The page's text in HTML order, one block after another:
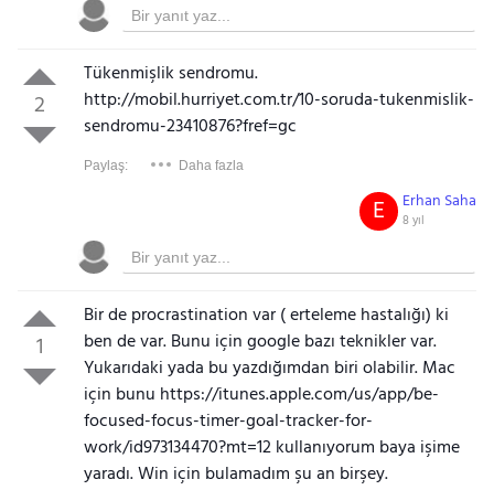
2
Tükenmişlik sendromu.
http://mobil.hurriyet.com.tr/10-soruda-tukenmislik-
sendromu-23410876?fref=gc
Paylaş: Daha fazla
Erhan Saha
8 yıl
E
1
Bir de procrastination var ( erteleme hastalığı) ki
ben de var. Bunu için google bazı teknikler var.
Yukarıdaki yada bu yazdığımdan biri olabilir. Mac
için bunu https://itunes.apple.com/us/app/be-
focused-focus-timer-goal-tracker-for-
work/id973134470?mt=12 kullanıyorum baya işime
yaradı. Win için bulamadım şu an birşey.